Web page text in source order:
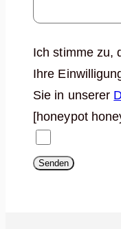
Ich stimme zu,
Ihre
Sie in unserer
[honeypot